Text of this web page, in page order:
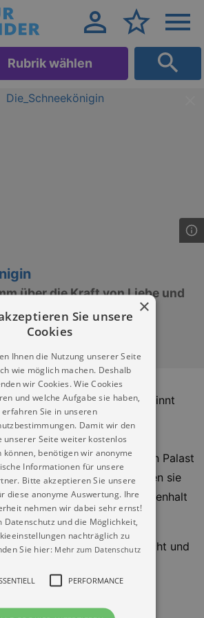
Rubrik wählen
über die Kraft von Liebe und
Ballett und Live-Musik
in weiter Ferne beginnt
Sie besitzt
der die Herzen der
In ihrem winterlichen Palast
der Schneekönigin. Werden sie
Können Liebe und Zusammenhalt
gewinnen?
(ab 6 Jahre) über die Macht und
und Freundschaft.
×
Sie unsere
Cookies
Ihnen die Nutzung unserer Seite
wie möglich machen. Deshalb
wir Cookies. Wie Cookies
und welche Aufgabe sie haben,
erfahren Sie in unseren
Damit wir den
unserer Seite weiter kostenlos
können, benötigen wir anonyme
Informationen für unsere
Bitte akzeptieren Sie unsere
diese anonyme Auswertung. Ihre
nehmen wir dabei sehr ernst!
Datenschutz und die Möglichkeit,
nachträglich zu
Sie hier: Mehr zum Datenschutz
PERFORMANCE